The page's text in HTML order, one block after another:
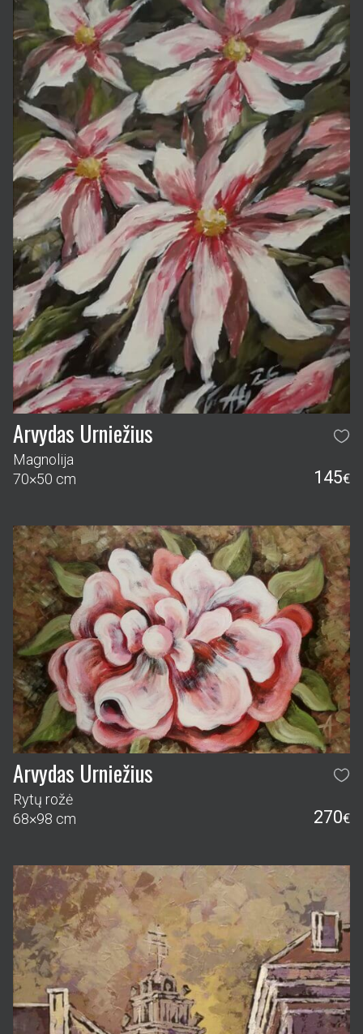
Arvydas Urniežius
Magnolija
70×50 cm
145€
Arvydas Urniežius
Rytų rožė
68×98 cm
270€